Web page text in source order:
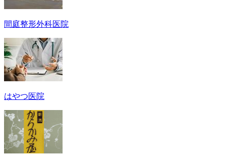
間庭整形外科医院
はやつ医院